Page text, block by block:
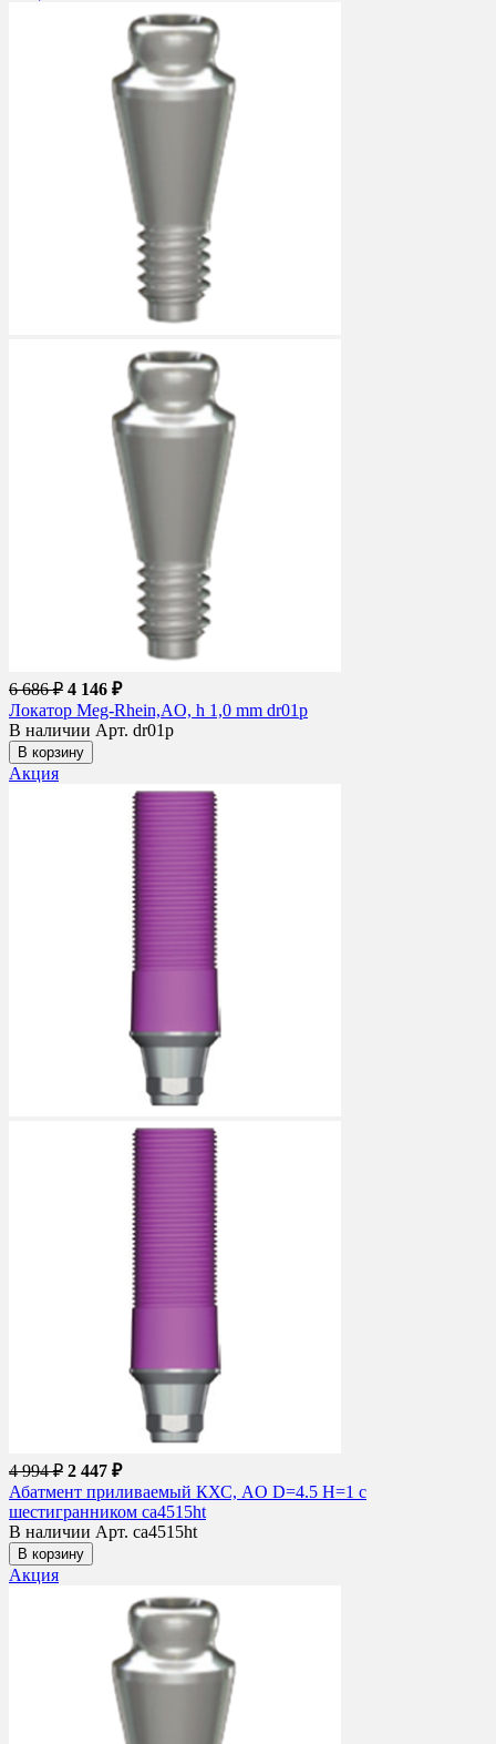
6 686 ₽ 4 146 ₽
Локатор Meg-Rhein,AO, h 1,0 mm dr01p
В наличии Арт. dr01p
В корзину
Акция
4 994 ₽ 2 447 ₽
Абатмент приливаемый КХС, AO D=4.5 H=1 с
шестигранником ca4515ht
В наличии Арт. ca4515ht
В корзину
Акция